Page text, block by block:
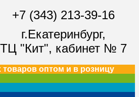
+7 (343) 213-39-16
г.Екатеринбург,
ТЦ "Кит", кабинет № 7
товаров оптом и в розницу